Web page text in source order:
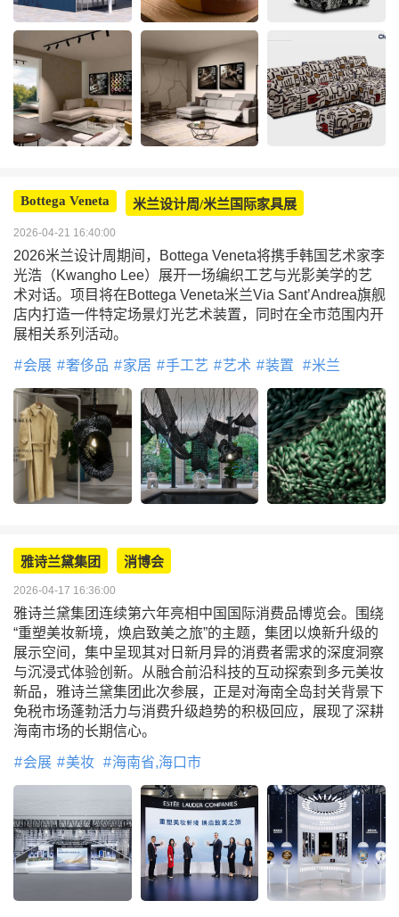
Bottega Veneta 米兰设计周/米兰国际家具展
2026-04-21 16:40:00
2026米兰设计周期间，Bottega Veneta将携手韩国艺术家李
光浩（Kwangho Lee）展开一场编织工艺与光影美学的艺
术对话。项目将在Bottega Veneta米兰Via Sant’Andrea旗舰
店内打造一件特定场景灯光艺术装置，同时在全市范围内开
展相关系列活动。
会展 奢侈品 家居 手工艺 艺术 装置 米兰
雅诗兰黛集团 消博会
2026-04-17 16:36:00
雅诗兰黛集团连续第六年亮相中国国际消费品博览会。围绕
“重塑美妆新境，焕启致美之旅”的主题，集团以焕新升级的
展示空间，集中呈现其对日新月异的消费者需求的深度洞察
与沉浸式体验创新。从融合前沿科技的互动探索到多元美妆
新品，雅诗兰黛集团此次参展，正是对海南全岛封关背景下
免税市场蓬勃活力与消费升级趋势的积极回应，展现了深耕
海南市场的长期信心。
会展 美妆 海南省,海口市